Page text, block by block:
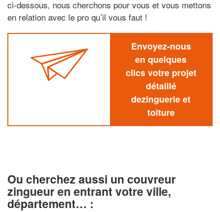
ci-dessous, nous cherchons pour vous et vous mettons
en relation avec le pro qu’il vous faut !
Envoyez-nous
en quelques
clics votre projet
détaillé
dezinguerie et
toiture
Ou cherchez aussi un couvreur
zingueur en entrant votre ville,
département… :